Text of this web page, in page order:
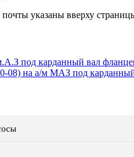
указаны вверху
под карданный вал
08) на а/м МАЗ под